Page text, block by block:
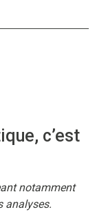
c’est
notamment
analyses.